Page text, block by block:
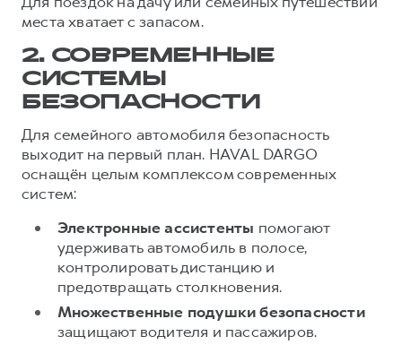
Сервис для корпоративных клиентов
HAVAL Лизинг
АКСЕССУАРЫ HAVAL
Автомобильные аксессуары
Коллекция CITY
Коллекция Базовая
Коллекция Детская
АКСЕССУАРЫ HAVAL
Автомобильные аксессуары
Коллекция Базовая
Коллекция Детская
места хватает с запасом.
2. СОВРЕМЕННЫЕ
СИСТЕМЫ
БЕЗОПАСНОСТИ
Для семейного автомобиля безопасность
выходит на первый план. HAVAL DARGO
оснащён целым комплексом современных
систем:
Электронные ассистенты помогают
удерживать автомобиль в полосе,
контролировать дистанцию и
предотвращать столкновения.
Множественные подушки безопасности
защищают водителя и пассажиров.